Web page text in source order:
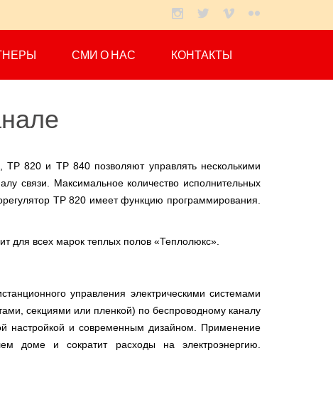
СМИ О НАС КОНТАКТЫ
ТР 820 и ТР 840 позволяют управлять несколькими
связи. Максимальное количество исполнительных
ТР 820 имеет функцию программирования.
для всех марок теплых полов «Теплолюкс».
управления электрическими системами
секциями или пленкой) по беспроводному каналу
настройкой и современным дизайном. Применение
доме и сократит расходы на электроэнергию.